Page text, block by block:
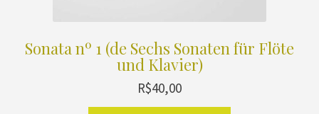
Sonata nº 1 (de Sechs Sonaten für Flöte
und Klavier)
R$40,00